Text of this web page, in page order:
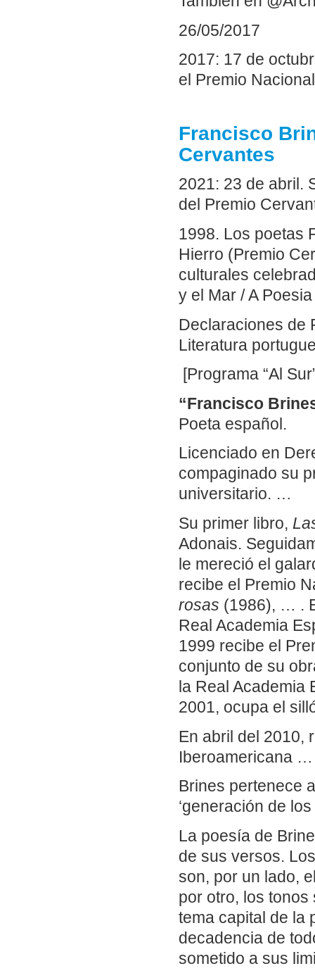
26/05/2017
2017: 17 de
el Premio
Francisco
Cervantes
2021: 23 de abril.
del Premio
1998. Los poetas
Hierro (Premio
culturales
y el Mar / A Poesia
Declaraciones de
Literatura
[Programa “Al
“Francisco
Poeta español.
Licenciado en
compaginado su
universitario. …
Su primer libro,
Adonais.
le mereció el
recibe el Premio
rosas (1986), … .
Real Academia
1999 recibe el
conjunto de su
la Real Academia
2001, ocupa el
En abril del 2010,
Iberoamericana …
Brines pertenece
‘generación de
La poesía de
de sus versos.
son, por un lado,
por otro, los
tema capital de la
decadencia de
sometido a sus